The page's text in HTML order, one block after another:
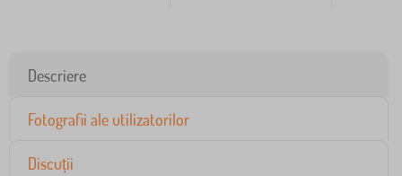
Descriere
Fotografii ale utilizatorilor
Discuții